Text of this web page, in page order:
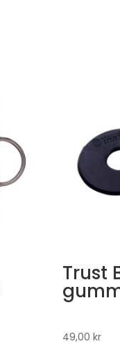
Trust
49,00 kr